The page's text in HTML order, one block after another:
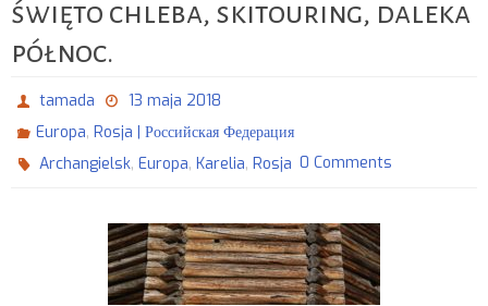
święto chleba, skitouring, daleka
północ.
tamada
13 maja 2018
Europa,Rosja | Российская Федерация
Archangielsk,Europa,Karelia,Rosja 0 Comments